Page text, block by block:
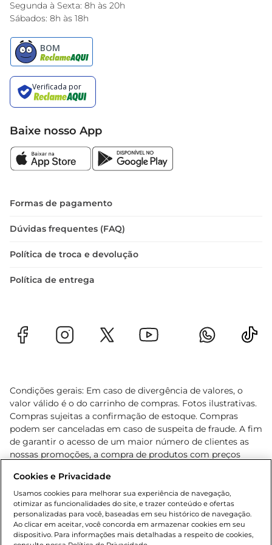
Segunda à Sexta: 8h às 20h
Sábados: 8h às 18h
Baixe nosso App
Formas de pagamento
Dúvidas frequentes (FAQ)
Política de troca e devolução
Política de entrega
Condições gerais: Em caso de divergência de valores, o
valor válido é o do carrinho de compras. Fotos ilustrativas.
Compras sujeitas a confirmação de estoque. Compras
podem ser canceladas em caso de suspeita de fraude. A fim
de garantir o acesso de um maior número de clientes as
nossas promoções, a compra de produtos com preços
cliente. Os preços, ofertas e condições são exclusivos para
o e-commerce e válidos durante o dia de hoje, podendo
sofrer alterações sem prévia notificação. Proibida a venda
de bebidas alcoólicas para menores de 18 anos, conforme
Lei n.º 8069/90, art. 81, inciso II (Estatuto da Criança e do
Cookies e Privacidade
Usamos cookies para melhorar sua experiência de navegação,
otimizar as funcionalidades do site, e trazer conteúdo e ofertas
personalizadas para você, baseadas em seu histórico de navegação.
Ao clicar em aceitar, você concorda em armazenar cookies em seu
dispositivo. Para informações mais detalhadas a respeito de cookies,